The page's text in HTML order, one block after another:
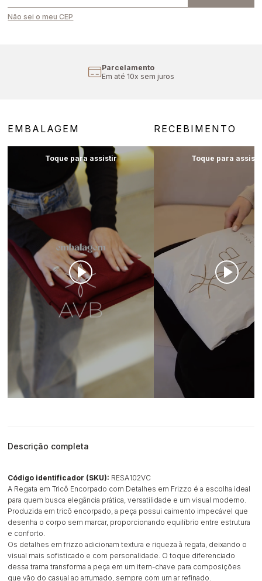
Não sei o meu CEP
Cupom Primeira Compra
Aproveite 10% off
EMBALAGEM RECEBIMENTO
Descrição completa
Código identificador (SKU): RESA102VC
A Regata em Tricô Encorpado com Detalhes em Frizzo é a escolha ideal
para quem busca elegância prática, versatilidade e um visual moderno.
Produzida em tricô encorpado, a peça possui caimento impecável que
desenha o corpo sem marcar, proporcionando equilíbrio entre estrutura
e conforto.
Os detalhes em frizzo adicionam textura e riqueza à regata, deixando o
visual mais sofisticado e com personalidade. O toque diferenciado
dessa trama transforma a peça em um item-chave para composições
que vão do casual ao arrumado, sempre com um ar refinado.